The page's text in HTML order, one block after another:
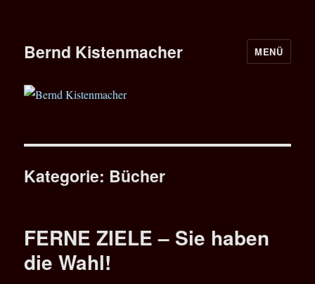
Bernd Kistenmacher MENÜ
Kategorie: Bücher
FERNE ZIELE – Sie haben
die Wahl!